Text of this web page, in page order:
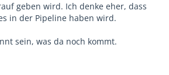
geben wird. Ich denke eher, dass
in der Pipeline haben wird.
sein, was da noch kommt.